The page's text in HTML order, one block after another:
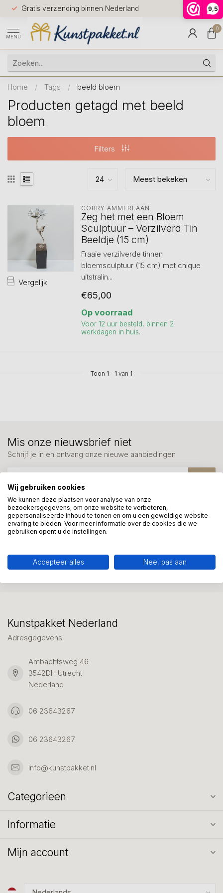
9,5
Gratis verzending binnen Nederland
Voor
huis
9.5
MENU
0
Home / Tags / beeld bloem
Producten getagd met beeld
bloem
Filters
Vergelijk
CORRY AMMERLAAN
Zeg het met een Bloem
Sculptuur – Verzilverd Tin
Beeldje (15 cm)
Fraaie verzilverde tinnen
bloemsculptuur (15 cm) met chique
uitstralin...
€65,00
Op voorraad
Voor 12 uur besteld, binnen 2
werkdagen in huis.
Toon 1 - 1 van 1
Meer informatie?
We helpen graag met uw keuze of geven advies, bel of app
Mis onze nieuwsbrief niet
Schrijf je in en ontvang onze nieuwe aanbiedingen
Kunstpakket Nederland
Adresgegevens:
Ambachtsweg 46
3542DH Utrecht
Nederland
06 23643267
06 23643267
info@kunstpakket.nl
Categorieën
Informatie
Mijn account
Wij gebruiken cookies
We kunnen deze plaatsen voor analyse van onze
bezoekersgegevens, om onze website te verbeteren,
gepersonaliseerde inhoud te tonen en om u een geweldige website-
ervaring te bieden. Voor meer informatie over de cookies die we
gebruiken opent u de instellingen.
Accepteer alles Nee, pas aan